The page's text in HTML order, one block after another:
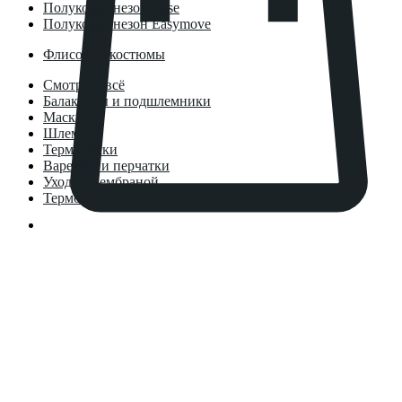
Полукомбинезон Base
Полукомбинезон Easymove
Флисовые костюмы
Смотреть всё
Балаклавы и подшлемники
Маски
Шлемы
Термоноски
Варежки и перчатки
Уход за мембраной
Термосы